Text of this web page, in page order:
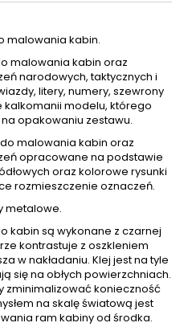
malowania kabin.
malowania kabin oraz
narodowych, taktycznych i
litery, numery, szewrony
modelu, którego
opakowaniu zestawu.
malowania kabin oraz
opracowane na podstawie
oraz kolorowe rysunki
rozmieszczenie oznaczeń.
metalowe.
kabin są wykonane z czarnej
kontrastuje z oszkleniem
w nakładaniu. Klej jest na tyle
się na obłych powierzchniach.
zminimalizować konieczność
na skalę światową jest
ram kabiny od środka.